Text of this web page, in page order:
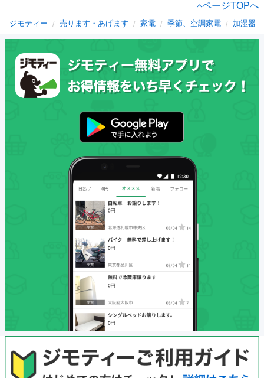
ページTOPへ
ジモティー 売ります・あげます 家電 季節、空調家電 加湿器